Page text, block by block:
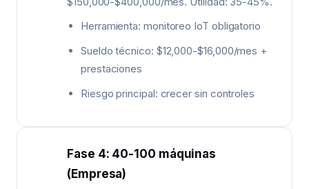
Herramienta: monitoreo IoT obligatorio
Sueldo técnico: $12,000-$16,000/mes +
prestaciones
Riesgo principal: crecer sin controles
Fase 4: 40-100 máquinas
(Empresa)